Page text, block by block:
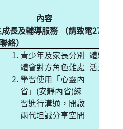
內容
長及輔導服務 （請致電
絡）
青少年及家長分別
體會對方角色難處
學習使用「心靈內
省」(安靜內省)練
習進行溝通，開啟
兩代坦誠分享空間
體驗式
活動